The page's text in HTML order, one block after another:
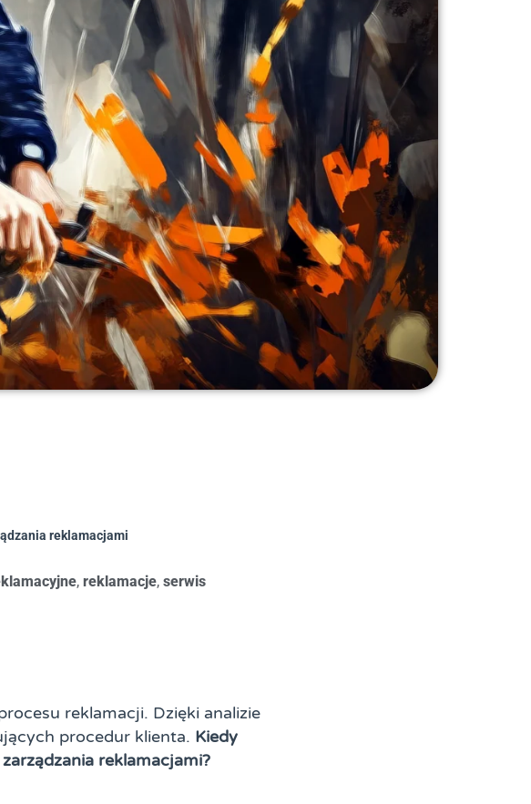
reklamacjami
, reklamacje, serwis
reklamacji. Dzięki analizie
procedur klienta. Kiedy
reklamacjami?